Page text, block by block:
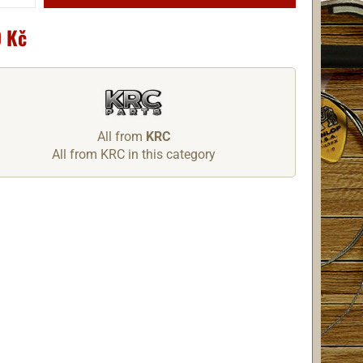
Kč
All from KRC
All from KRC in this category